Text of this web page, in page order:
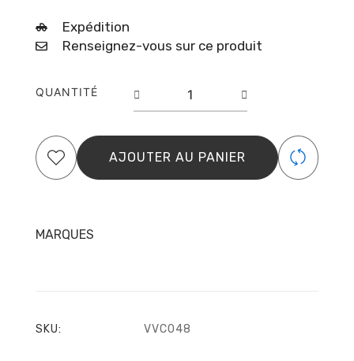
Expédition
Renseignez-vous sur ce produit
QUANTITÉ
CREAMY
NO.
048
AJOUTER AU PANIER
MARQUES
SKU: VVC048